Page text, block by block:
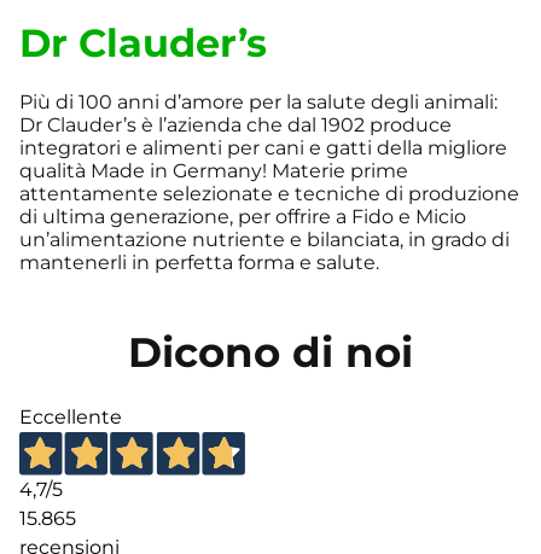
Dr Clauder’s
Più di 100 anni d’amore per la salute degli animali:
Dr Clauder’s è l’azienda che dal 1902 produce
integratori e alimenti per cani e gatti della migliore
qualità Made in Germany! Materie prime
attentamente selezionate e tecniche di produzione
di ultima generazione, per offrire a Fido e Micio
un’alimentazione nutriente e bilanciata, in grado di
mantenerli in perfetta forma e salute.
Dicono di noi
Eccellente
4,7/5
15.865
recensioni